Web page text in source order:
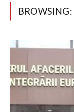
BROWSING: